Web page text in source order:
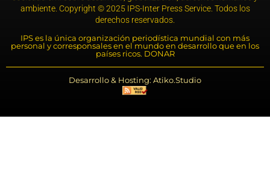
ambiente. Copyright © 2025 IPS-Inter Press Service. Todos los
derechos reservados.
IPS es la única organización periodística mundial con más
personal y corresponsales en el mundo en desarrollo que en los
países ricos. DONAR
Desarrollo & Hosting: Atiko.Studio